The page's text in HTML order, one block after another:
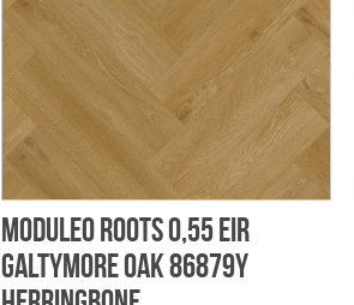
Moduleo Roots 0,55 EIR
Galtymore Oak 86879Y